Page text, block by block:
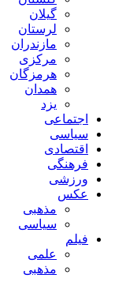
گیلان
لرستان
مازندران
مرکزی
هرمزگان
همدان
یزد
اجتماعی
سیاسی
اقتصادی
فرهنگی
ورزشی
عکس
مذهبی
سیاسی
فیلم
علمی
مذهبی